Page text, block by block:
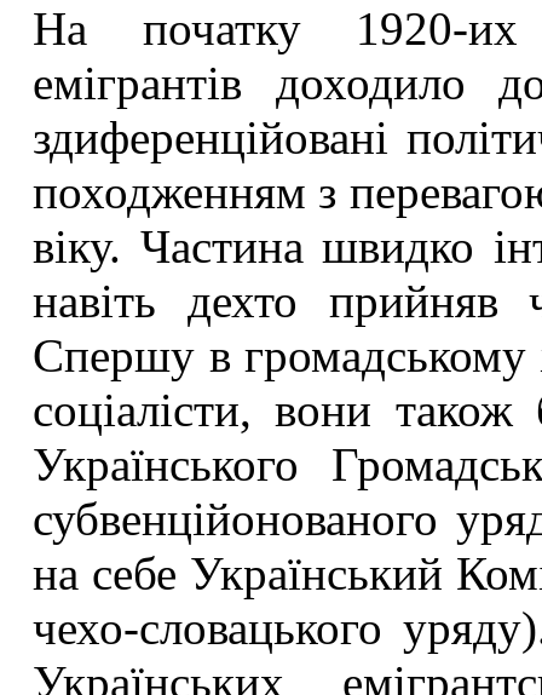
На початку 1920-их
емігрантів
здиференційовані
походженням з
віку. Частина швидко
навіть дехто прийняв
Спершу в громадському
соціалісти, вони також
Українського
субвенційонованого
на себе Український
чехо-словацького
Українських